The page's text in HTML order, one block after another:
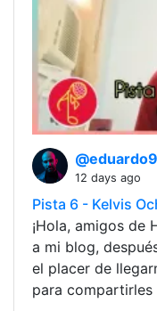
12 days ago
Pista 6 - Kelvis
¡Hola, amigos de
a mi blog,
el placer de
para